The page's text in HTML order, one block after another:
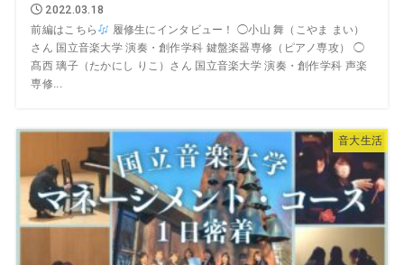
2022.03.18
前編はこちら
履修生にインタビュー！ ◯小山 舞（こやま まい）
さん 国立音楽大学 演奏・創作学科 鍵盤楽器専修（ピアノ専攻） ◯
髙西 璃子（たかにし りこ）さん 国立音楽大学 演奏・創作学科 声楽
専修...
音大生活